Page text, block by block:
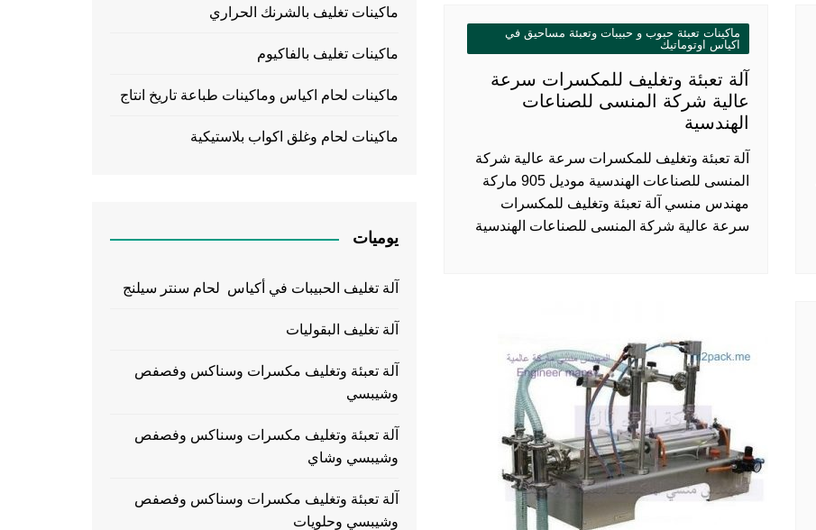
ماكينات تعبئة حبوب و حبيبات وتعبئة مساحيق في
اكياس اوتوماتيك
آلة تعبئة وتغليف للمكسرات سرعة
عالية شركة المنسى للصناعات
الهندسية
آلة تعبئة وتغليف للمكسرات سرعة عالية شركة
المنسى للصناعات الهندسية موديل 905 ماركة
مهندس منسي آلة تعبئة وتغليف للمكسرات
سرعة عالية شركة المنسى للصناعات الهندسية
ماكينات تغليف بالشرنك الحراري
ماكينات تغليف بالفاكيوم
ماكينات لحام اكياس وماكينات طباعة تاريخ انتاج
ماكينات لحام وغلق اكواب بلاستيكية
يوميات
آلة تغليف الحبيبات في أكياس لحام سنتر سيلنج
آلة تغليف البقوليات
آلة تعبئة وتغليف مكسرات وسناكس وفصفص
وشيبسي
آلة تعبئة وتغليف مكسرات وسناكس وفصفص
وشيبسي وشاي
آلة تعبئة وتغليف مكسرات وسناكس وفصفص
وشيبسي وحلويات